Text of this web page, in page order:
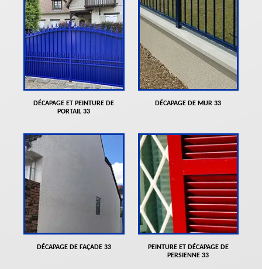
DÉCAPAGE ET PEINTURE DE
PORTAIL 33
DÉCAPAGE DE MUR 33
DÉCAPAGE DE FAÇADE 33
PEINTURE ET DÉCAPAGE DE
PERSIENNE 33